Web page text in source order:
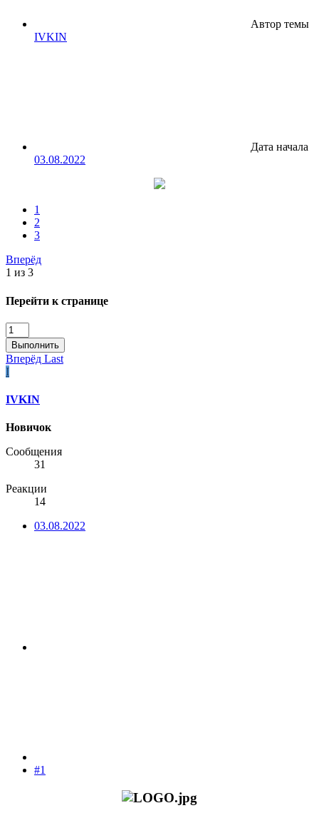
Автор темы
IVKIN
Дата начала
03.08.2022
1
2
3
Вперёд
1 из 3
Перейти к странице
Выполнить
Вперёд Last
I
IVKIN
Новичок
Сообщения
31
Реакции
14
03.08.2022
#1